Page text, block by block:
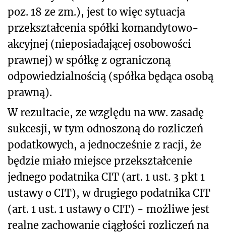
poz. 18 ze zm.), jest to więc sytuacja
przekształcenia spółki komandytowo-
akcyjnej (nieposiadającej osobowości
prawnej) w spółkę z ograniczoną
odpowiedzialnością (spółka będąca osobą
prawną).
W rezultacie, ze względu na ww. zasadę
sukcesji, w tym odnoszoną do rozliczeń
podatkowych, a jednocześnie z racji, że
będzie miało miejsce przekształcenie
jednego podatnika CIT (art. 1 ust. 3 pkt 1
ustawy o CIT), w drugiego podatnika CIT
(art. 1 ust. 1 ustawy o CIT) - możliwe jest
realne zachowanie ciągłości rozliczeń na